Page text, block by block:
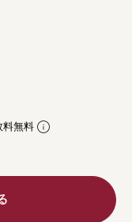
料無料